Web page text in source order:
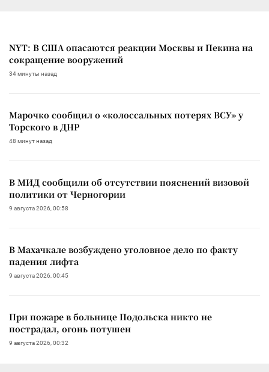
NYT: В США опасаются реакции Москвы и Пекина на
сокращение вооружений
34 минуты назад
Марочко сообщил о «колоссальных потерях ВСУ» у
Торского в ДНР
48 минут назад
В МИД сообщили об отсутствии пояснений визовой
политики от Черногории
9 августа 2026, 00:58
В Махачкале возбуждено уголовное дело по факту
падения лифта
9 августа 2026, 00:45
При пожаре в больнице Подольска никто не
пострадал, огонь потушен
9 августа 2026, 00:32